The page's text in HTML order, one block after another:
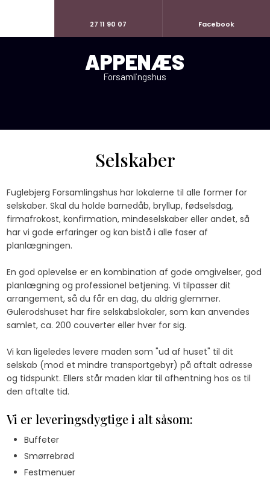
27 11 90 07 Facebook
APPENÆS
Forsamlingshus​
Selskaber​
​​Fuglebjerg Forsamlingshus har lokalerne til alle former for
selskaber. Skal du holde barnedåb, bryllup, fødselsdag,
firmafrokost, konfirmation, mindeselskaber eller andet, så
har vi gode erfaringer og kan bistå i alle faser af
planlægningen.
En god oplevelse er en kombination af gode omgivelser, god
planlægning og professionel betjening. Vi tilpasser dit
arrangement, så du får en dag, du aldrig glemmer.
Gulerodshuset har fire selskabslokaler, som kan anvendes
samlet, ca. 200 couverter eller hver for sig.​
​Vi kan ligeledes levere maden som "ud af huset" til dit
selskab (mod et mindre transportgebyr) på aftalt adresse
og tidspunkt. Ellers står maden klar til afhentning hos os til
den aftalte tid.
Vi er leveringsdygtige i alt såsom:
Buffeter
​Smørrebrød
Festmenuer